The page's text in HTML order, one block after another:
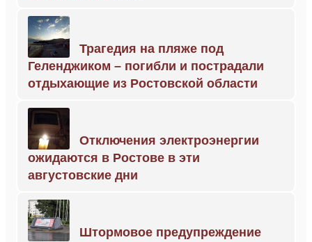
Трагедия на пляже под
Геленджиком – погибли и пострадали
отдыхающие из Ростовской области
Отключения электроэнергии
ожидаются в Ростове в эти
августовские дни
Штормовое предупреждение